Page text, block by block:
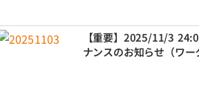
【重要】2025/11/3
ナンスのお知らせ（ワー